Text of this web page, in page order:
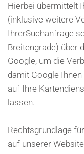
Hierbei übermittelt
(inklusive weitere
IhrerSuchanfrage
Breitengrade) über
Google, um die
damit Google
auf Ihre
lassen.
Rechtsgrundlage
auf unserer